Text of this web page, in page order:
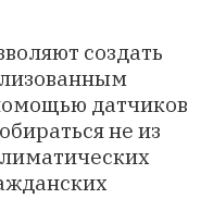
создать
датчиков
не из